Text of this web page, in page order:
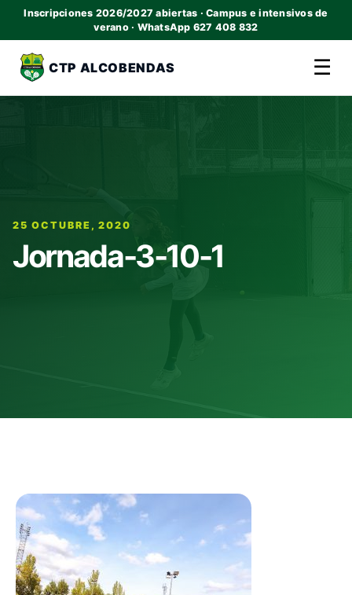
Inscripciones 2026/2027 abiertas · Campus e intensivos de
verano · WhatsApp 627 408 832
CTP ALCOBENDAS ☰
25 OCTUBRE, 2020
Jornada-3-10-1